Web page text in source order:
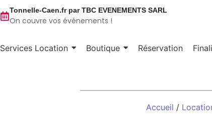
Tonnelle-Caen.fr par TBC EVENEMENTS SARL
On couvre vos événements !
Services Location Boutique Réservation
Accueil /